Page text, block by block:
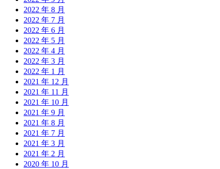
2022 年 8 月
2022 年 7 月
2022 年 6 月
2022 年 5 月
2022 年 4 月
2022 年 3 月
2022 年 1 月
2021 年 12 月
2021 年 11 月
2021 年 10 月
2021 年 9 月
2021 年 8 月
2021 年 7 月
2021 年 3 月
2021 年 2 月
2020 年 10 月